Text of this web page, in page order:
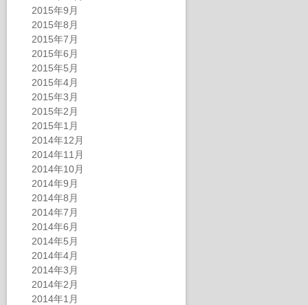
2015年9月
2015年8月
2015年7月
2015年6月
2015年5月
2015年4月
2015年3月
2015年2月
2015年1月
2014年12月
2014年11月
2014年10月
2014年9月
2014年8月
2014年7月
2014年6月
2014年5月
2014年4月
2014年3月
2014年2月
2014年1月